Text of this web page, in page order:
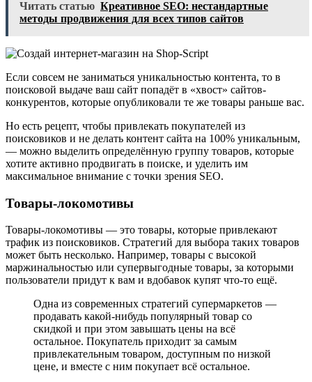
Читать статью Креативное SEO: нестандартные
методы продвижения для всех типов сайтов
Если совсем не заниматься уникальностью контента, то в
поисковой выдаче ваш сайт попадёт в «хвост» сайтов-
конкурентов, которые опубликовали те же товары раньше вас.
Но есть рецепт, чтобы привлекать покупателей из
поисковиков и не делать контент сайта на 100% уникальным,
— можно выделить определённую группу товаров, которые
хотите активно продвигать в поиске, и уделить им
максимальное внимание с точки зрения SEO.
Товары-локомотивы
Товары-локомотивы — это товары, которые привлекают
трафик из поисковиков. Стратегий для выбора таких товаров
может быть несколько. Например, товары с высокой
маржинальностью или супервыгодные товары, за которыми
пользователи придут к вам и вдобавок купят что-то ещё.
Одна из современных стратегий супермаркетов —
продавать какой-нибудь популярный товар со
скидкой и при этом завышать цены на всё
остальное. Покупатель приходит за самым
привлекательным товаром, доступным по низкой
цене, и вместе с ним покупает всё остальное.